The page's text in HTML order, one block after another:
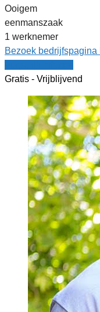
Ooigem
eenmanszaak
1 werknemer
Bezoek bedrijfspagina
Gratis - Vrijblijvend